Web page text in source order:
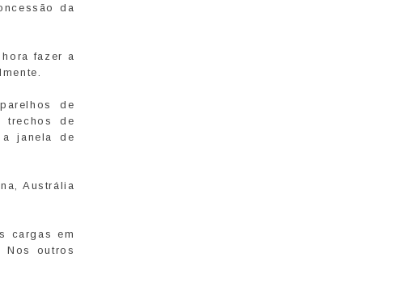
da
fazer a
de
trechos de
janela de
Austrália
cargas em
Nos outros